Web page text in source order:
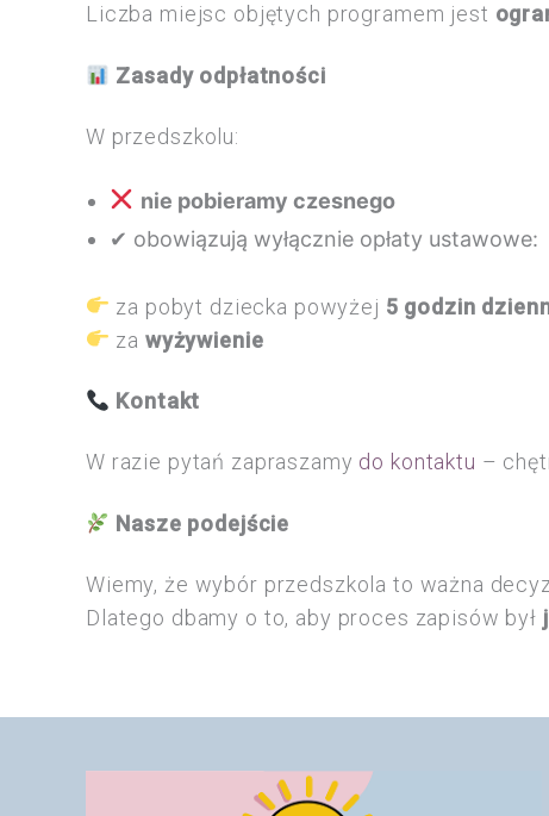
Liczba miejsc objętych programem jest
Zasady odpłatności
W przedszkolu:
nie pobieramy czesnego
✔ obowiązują wyłącznie opłaty ustawowe:
za pobyt dziecka powyżej 5 godzin
za wyżywienie
Kontakt
W razie pytań zapraszamy do kontaktu –
Nasze podejście
Wiemy, że wybór przedszkola to ważna
Dlatego dbamy o to, aby proces zapisów był